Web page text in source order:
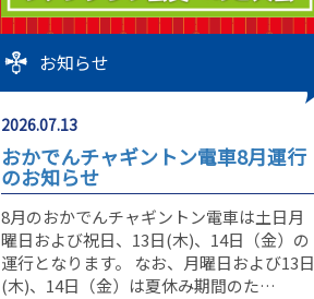
お知らせ
2026.07.13
おかでんチャギントン電車8月運行
のお知らせ
8月のおかでんチャギントン電車は土日月
曜日および祝日、13日(木)、14日（金）の
運行となります。 なお、月曜日および13日
(木)、14日（金）は夏休み期間のた…